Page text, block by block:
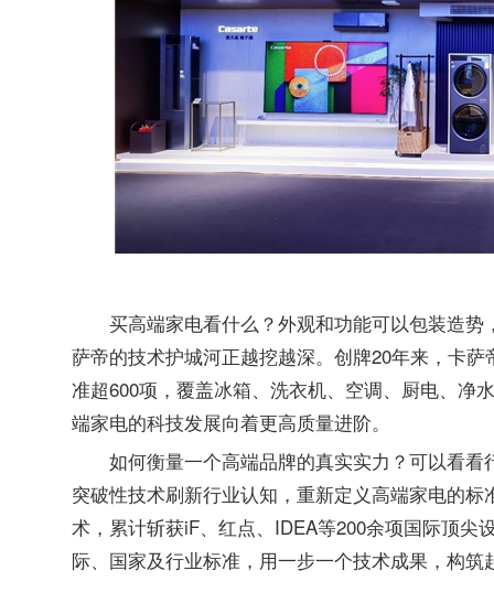
买高端家电看什么？外观和功能可以包装造
萨帝的技术护城河正越挖越深。创牌20年来，卡
准超600项，覆盖冰箱、洗衣机、空调、厨电、净
端家电的科技发展向着更高质量进阶。
如何衡量一个高端品牌的真实实力？可以看看
突破性技术刷新行业认知，重新定义高端家电的
术，累计斩获iF、红点、IDEA等200余项国际顶尖
际、国家及行业标准，用一步一个技术成果，构